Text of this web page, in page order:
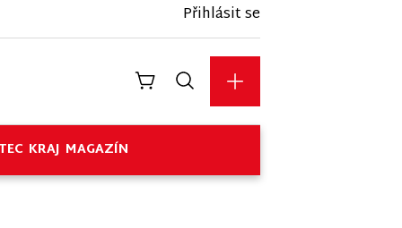
Přihlásit se
KRAJ MAGAZÍN